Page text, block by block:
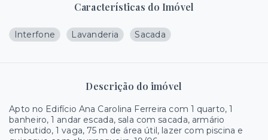
Características do Imóvel
Interfone Lavanderia Sacada
Descrição do imóvel
Apto no Edifício Ana Carolina Ferreira com 1 quarto, 1
banheiro, 1 andar escada, sala com sacada, armário
embutido, 1 vaga, 75 m de área útil, lazer com piscina e